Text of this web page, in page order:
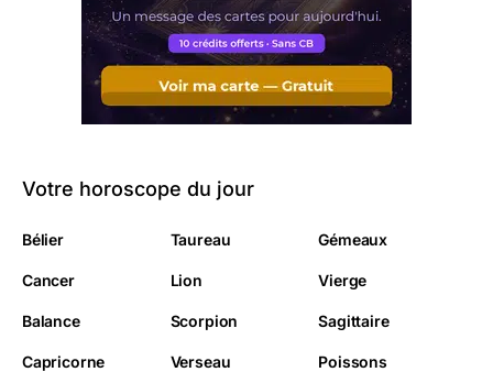
Votre horoscope du jour
Bélier Taureau Gémeaux
Cancer Lion Vierge
Balance Scorpion Sagittaire
Capricorne Verseau Poissons